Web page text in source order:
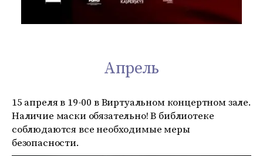
Апрель
15 апреля в 19-00 в Виртуальном концертном зале.
Наличие маски обязательно! В библиотеке
соблюдаются все необходимые меры
безопасности.